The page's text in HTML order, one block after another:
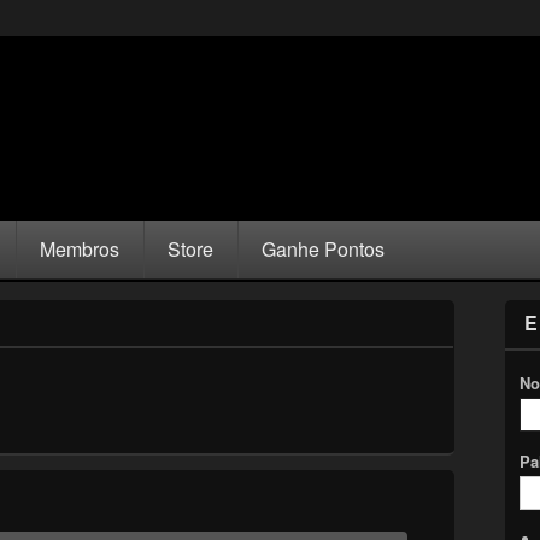
Membros Store Ganhe Pontos